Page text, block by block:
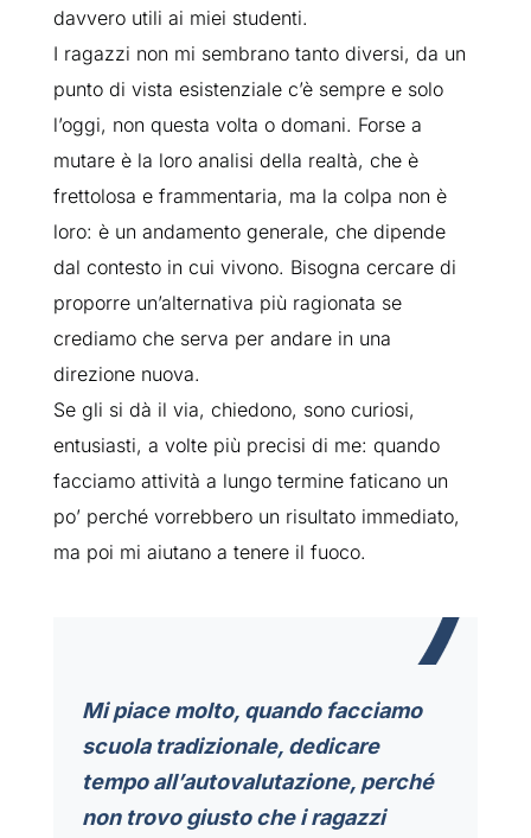
davvero utili ai miei studenti.
I ragazzi non mi sembrano tanto diversi, da un
punto di vista esistenziale c’è sempre e solo
l’oggi, non questa volta o domani. Forse a
mutare è la loro analisi della realtà, che è
frettolosa e frammentaria, ma la colpa non è
loro: è un andamento generale, che dipende
dal contesto in cui vivono. Bisogna cercare di
proporre un’alternativa più ragionata se
crediamo che serva per andare in una
direzione nuova.
Se gli si dà il via, chiedono, sono curiosi,
entusiasti, a volte più precisi di me: quando
facciamo attività a lungo termine faticano un
po’ perché vorrebbero un risultato immediato,
ma poi mi aiutano a tenere il fuoco.
Mi piace molto, quando facciamo
scuola tradizionale, dedicare
tempo all’autovalutazione, perché
non trovo giusto che i ragazzi